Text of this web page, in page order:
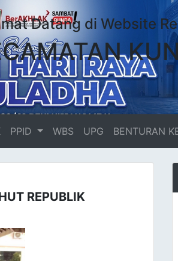
Datang di Website
PPID WBS UPG BENTURAN
REPUBLIK